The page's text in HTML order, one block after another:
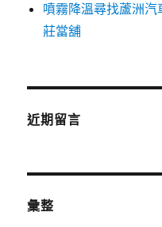
噴霧降溫尋找蘆洲
莊當舖
近期留言
彙整